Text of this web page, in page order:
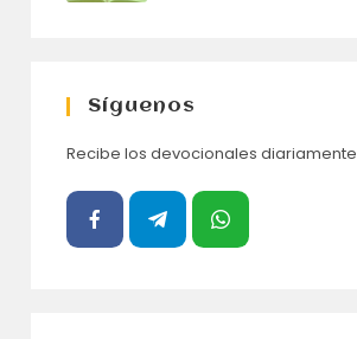
Síguenos
Recibe los devocionales diariamente